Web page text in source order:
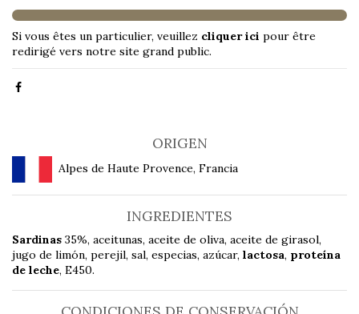
Si vous êtes un particulier, veuillez cliquer ici pour être
redirigé vers notre site grand public.
ORIGEN
Alpes de Haute Provence, Francia
INGREDIENTES
Sardinas 35%, aceitunas, aceite de oliva, aceite de girasol,
jugo de limón, perejil, sal, especias, azúcar, lactosa, proteína
de leche, E450.